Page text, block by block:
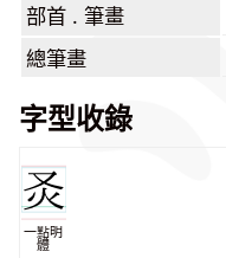
部首 . 筆畫
總筆畫
字型收錄
一點明
體